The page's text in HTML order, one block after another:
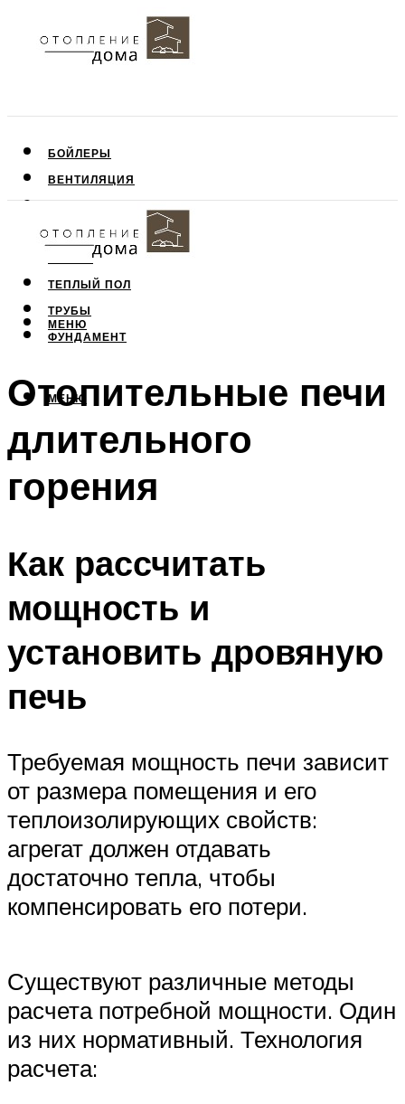
БОЙЛЕРЫ
ВЕНТИЛЯЦИЯ
ПОТОЛОК
СТЕНЫ
ТЕПЛЫЙ ПОЛ
ТРУБЫ
ФУНДАМЕНТ
МЕНЮ
МЕНЮ
Отопительные печи
длительного
горения
Как рассчитать
мощность и
установить дровяную
печь
Требуемая мощность печи зависит
от размера помещения и его
теплоизолирующих свойств:
агрегат должен отдавать
достаточно тепла, чтобы
компенсировать его потери.
Существуют различные методы
расчета потребной мощности. Один
из них нормативный. Технология
расчета: